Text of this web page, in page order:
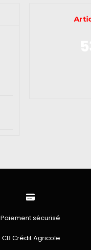

Paiement sécurisé
CB Crédit Agricole